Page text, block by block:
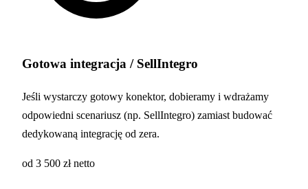
Gotowa integracja / SellIntegro
Jeśli wystarczy gotowy konektor, dobieramy i wdrażamy
odpowiedni scenariusz (np. SellIntegro) zamiast budować
dedykowaną integrację od zera.
od 3 500 zł netto